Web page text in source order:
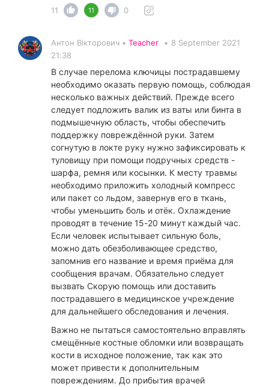
11
11 0
Антон Вікторович • Teacher • 8 September 2021
21:38
В случае перелома ключицы пострадавшему
необходимо оказать первую помощь, соблюдая
несколько важных действий. Прежде всего
следует подложить валик из ваты или бинта в
подмышечную область, чтобы обеспечить
поддержку повреждённой руки. Затем
согнутую в локте руку нужно зафиксировать к
туловищу при помощи подручных средств -
шарфа, ремня или косынки. К месту травмы
необходимо приложить холодный компресс
или пакет со льдом, завернув его в ткань,
чтобы уменьшить боль и отёк. Охлаждение
проводят в течение 15-20 минут каждый час.
Если человек испытывает сильную боль,
можно дать обезболивающее средство,
запомнив его название и время приёма для
сообщения врачам. Обязательно следует
вызвать Скорую помощь или доставить
пострадавшего в медицинское учреждение
для дальнейшего обследования и лечения.
Важно не пытаться самостоятельно вправлять
смещённые костные обломки или возвращать
кости в исходное положение, так как это
может привести к дополнительным
повреждениям. До прибытия врачей